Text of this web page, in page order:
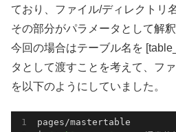
ており、ファイル/ディレクトリ
その部分がパラメータとして解
今回の場合はテーブル名を
タとして渡すことを考えて、フ
を以下のようにしていました。
pages/mastertable